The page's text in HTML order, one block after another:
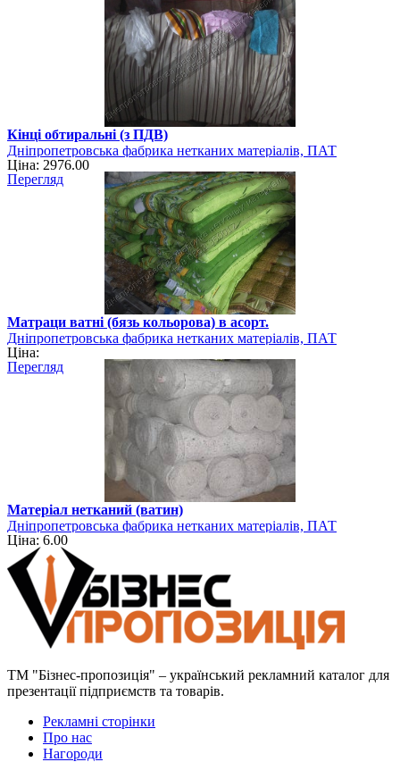
Кінці обтиральні (з ПДВ)
Дніпропетровська фабрика нетканих матеріалів, ПАТ
Ціна: 2976.00
Перегляд
Матраци ватні (бязь кольорова) в асорт.
Дніпропетровська фабрика нетканих матеріалів, ПАТ
Ціна:
Перегляд
Матеріал нетканий (ватин)
Дніпропетровська фабрика нетканих матеріалів, ПАТ
Ціна: 6.00
ТМ "Бізнес-пропозиція" – український рекламний каталог для
презентації підприємств та товарів.
Рекламні сторінки
Про нас
Нагороди